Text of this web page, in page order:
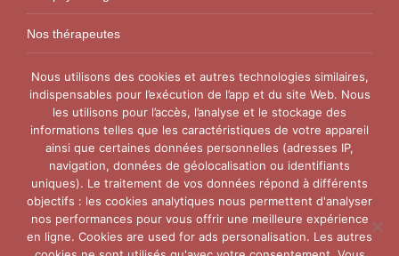
Nos thérapeutes
Nos conseillers conjugaux
Nos Centres
Centre VitaPsy Bruxelles
Nous utilisons des cookies et autres technologies similaires,
indispensables pour l’exécution de l’app et du site Web. Nous
les utilisons pour l’accès, l’analyse et le stockage des
informations telles que les caractéristiques de votre appareil
ainsi que certaines données personnelles (adresses IP,
navigation, données de géolocalisation ou identifiants
uniques). Le traitement de vos données répond à différents
objectifs : les cookies analytiques nous permettent d'analyser
nos performances pour vous offrir une meilleure expérience
en ligne. Cookies are used for ads personalisation. Les autres